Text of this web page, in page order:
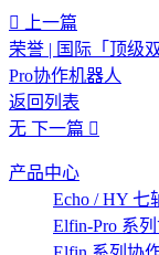
上一篇
荣誉 | 国际「顶
Pro协作机器人
返回列表
无 下一篇
产品中心
Echo / HY 七
Elfin-Pro 系